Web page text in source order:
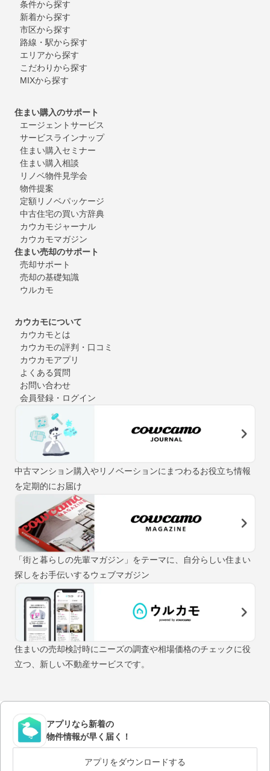
条件から探す
新着から探す
市区から探す
路線・駅から探す
エリアから探す
こだわりから探す
MIXから探す
住まい購入のサポート
エージェントサービス
サービスラインナップ
住まい購入セミナー
住まい購入相談
リノベ物件見学会
物件提案
定額リノベパッケージ
中古住宅の買い方辞典
カウカモジャーナル
カウカモマガジン
住まい売却のサポート
売却サポート
売却の基礎知識
ウルカモ
カウカモについて
カウカモとは
カウカモの評判・口コミ
カウカモアプリ
よくある質問
お問い合わせ
会員登録・ログイン
中古マンション購入やリノベーションにまつわるお役立ち情報
を定期的にお届け
「街と暮らしの先輩マガジン」をテーマに、自分らしい住まい
探しをお手伝いするウェブマガジン
住まいの売却検討時にニーズの調査や相場価格のチェックに役
立つ、新しい不動産サービスです。
アプリなら新着の
物件情報が早く届く！
アプリをダウンロードする